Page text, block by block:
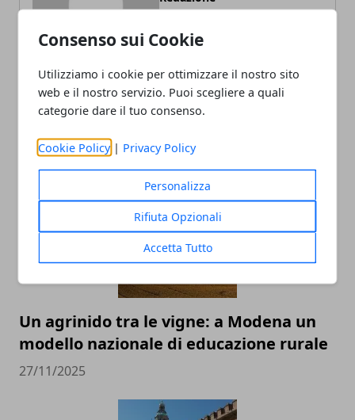
Consenso sui Cookie
Utilizziamo i cookie per ottimizzare il nostro sito
web e il nostro servizio. Puoi scegliere a quali
categorie dare il tuo consenso.
Cookie Policy | Privacy Policy
Personalizza
Rifiuta Opzionali
Accetta Tutto
ARTICOLI CORRELATI
Un agrinido tra le vigne: a Modena un
modello nazionale di educazione rurale
27/11/2025